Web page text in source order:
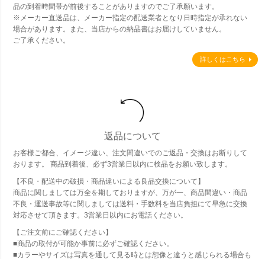
品の到着時間帯が前後することがありますのでご了承願います。
※メーカー直送品は、メーカー指定の配送業者となり日時指定が承れない
場合があります。また、当店からの納品書はお届けしていません。
ご了承ください。
詳しくはこちら
返品について
お客様ご都合、イメージ違い、注文間違いでのご返品・交換はお断りして
おります。 商品到着後、必ず3営業日以内に検品をお願い致します。
【不良・配送中の破損・商品違いによる良品交換について】
商品に関しましては万全を期しておりますが、万が一、商品間違い・商品
不良・運送事故等に関しましては送料・手数料を当店負担にて早急に交換
対応させて頂きます。3営業日以内にお電話ください。
【ご注文前にご確認ください】
■商品の取付が可能か事前に必ずご確認ください。
■カラーやサイズは写真を通して見る時とは想像と違うと感じられる場合も